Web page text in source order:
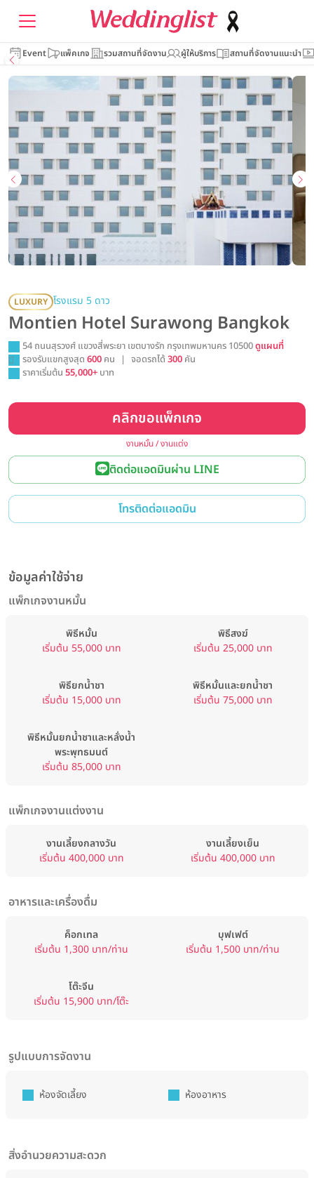
Event แพ็คเกจ รวมสถานที่จัดงาน ผู้ให้บริการ สถานที่จัดงานแนะนำ
LUXURY โรงแรม 5 ดาว
Montien Hotel Surawong Bangkok
54 ถนนสุรวงศ์ แขวงสี่พระยา เขตบางรัก กรุงเทพมหานคร 10500ดูแผนที่
รองรับแขกสูงสุด 600 คน | จอดรถได้300 คัน
ราคาเริ่มต้น 55,000+ บาท
คลิกขอแพ็กเกจ
งานหมั้น / งานแต่ง
ติดต่อแอดมินผ่าน LINE
โทรติดต่อแอดมิน
ข้อมูลค่าใช้จ่าย
แพ็กเกจงานหมั้น
พิธีหมั้น
เริ่มต้น 55,000 บาท
พิธีสงฆ์
เริ่มต้น 25,000 บาท
พิธียกน้ำชา
เริ่มต้น 15,000 บาท
พิธีหมั้นและยกน้ำชา
เริ่มต้น 75,000 บาท
พิธีหมั้นยกน้ำชาและหลั่งน้ำ
พระพุทธมนต์
เริ่มต้น 85,000 บาท
แพ็กเกจงานแต่งงาน
งานเลี้ยงกลางวัน
เริ่มต้น 400,000 บาท
งานเลี้ยงเย็น
เริ่มต้น 400,000 บาท
อาหารและเครื่องดื่ม
ค็อกเทล
เริ่มต้น 1,300 บาท/ท่าน
บุฟเฟต์
เริ่มต้น 1,500 บาท/ท่าน
โต๊ะจีน
เริ่มต้น 15,900 บาท/โต๊ะ
รูปแบบการจัดงาน
ห้องจัดเลี้ยง ห้องอาหาร
สิ่งอำนวยความสะดวก